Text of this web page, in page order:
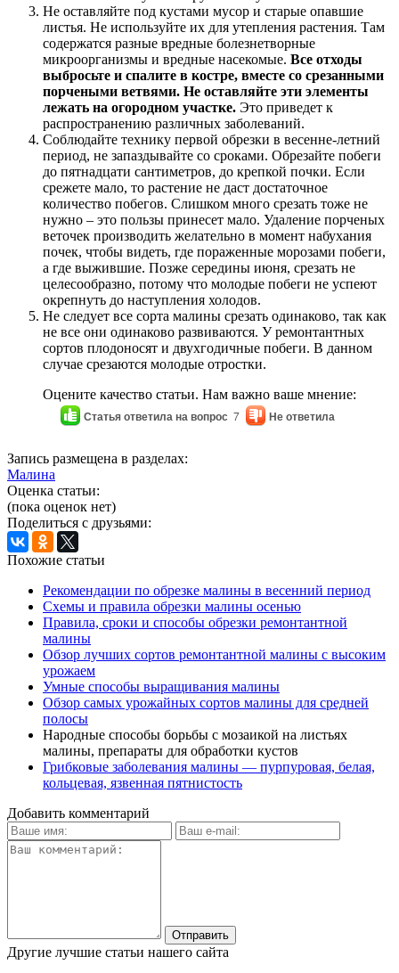
Не оставляйте под кустами мусор и старые опавшие
листья. Не используйте их для утепления растения. Там
содержатся разные вредные болезнетворные
микроорганизмы и вредные насекомые. Все отходы
выбросьте и спалите в костре, вместе со срезанными
порчеными ветвями. Не оставляйте эти элементы
лежать на огородном участке. Это приведет к
распространению различных заболеваний.
Соблюдайте технику первой обрезки в весенне-летний
период, не запаздывайте со сроками. Обрезайте побеги
до пятнадцати сантиметров, до крепкой почки. Если
срежете мало, то растение не даст достаточное
количество побегов. Слишком много срезать тоже не
нужно – это пользы принесет мало. Удаление порченых
веточек производить желательно в момент набухания
почек, чтобы видеть, где пораженные морозами побеги,
а где выжившие. Позже середины июня, срезать не
целесообразно, потому что молодые побеги не успеют
окрепнуть до наступления холодов.
Не следует все сорта малины срезать одинаково, так как
не все они одинаково развиваются. У ремонтантных
сортов плодоносят и двухгодичные побеги. В данном
случае срезаются молодые отростки.
Оцените качество статьи. Нам важно ваше мнение:
Статья ответила на вопрос 7 Не ответила
Запись размещена в разделах:
Малина
Оценка статьи:
(пока оценок нет)
Поделиться с друзьями:
Похожие статьи
Рекомендации по обрезке малины в весенний период
Схемы и правила обрезки малины осенью
Правила, сроки и способы обрезки ремонтантной
малины
Обзор лучших сортов ремонтантной малины с высоким
урожаем
Умные способы выращивания малины
Обзор самых урожайных сортов малины для средней
полосы
Народные способы борьбы с мозаикой на листьях
малины, препараты для обработки кустов
Грибковые заболевания малины — пурпуровая, белая,
кольцевая, язвенная пятнистость
Добавить комментарий
Другие лучшие статьи нашего сайта